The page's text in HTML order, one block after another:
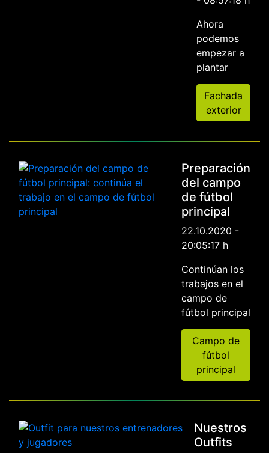
Ahora
podemos
empezar a
plantar
Fachada
exterior
Preparación
del campo
de fútbol
principal
22.10.2020 -
20:05:17 h
Continúan los
trabajos en el
campo de
fútbol principal
Campo de
fútbol
principal
Nuestros
Outfits